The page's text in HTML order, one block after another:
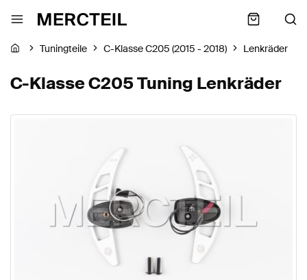
Tuningteile C-Klasse C205 (2015 - 2018) Lenkräder
C-Klasse C205 Tuning Lenkräder